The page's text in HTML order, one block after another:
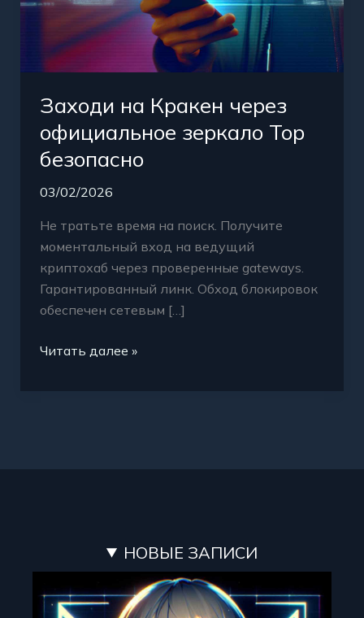
Заходи на Кракен через
официальное зеркало Тор
безопасно
03/02/2026
Не тратьте время на поиск. Получите
моментальный вход на ведущий
криптохаб через проверенные gateways.
Гарантированный линк. Обход блокировок
обеспечен сетевым […]
Читать далее »
НОВЫЕ ЗАПИСИ